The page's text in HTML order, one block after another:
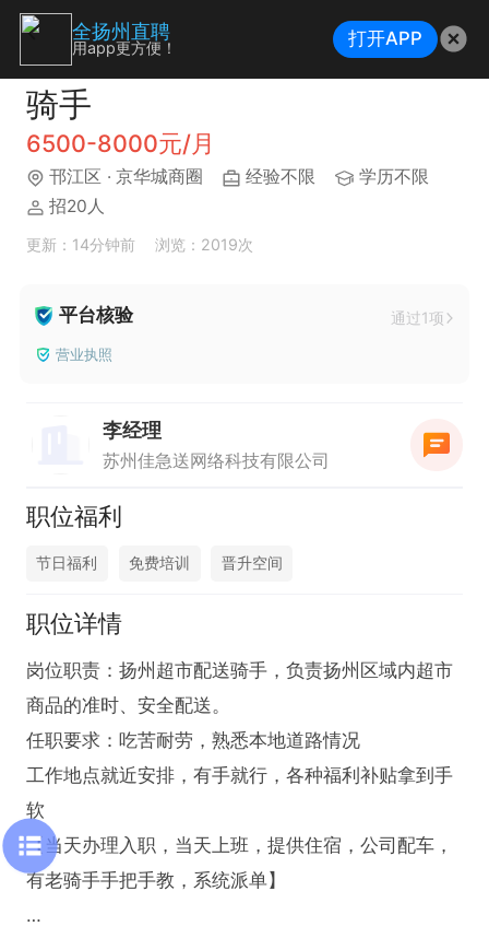
骑手
6500-8000元/月
邗江区 · 京华城商圈 经验不限
学历不限
招20人
更新：14分钟前 浏览：2019次
平台核验 通过1项
营业执照
李经理
苏州佳急送网络科技有限公司
职位福利
节日福利 免费培训 晋升空间
职位详情
岗位职责：扬州超市配送骑手，负责扬州区域内超市
商品的准时、安全配送。
任职要求：吃苦耐劳，熟悉本地道路情况
工作地点就近安排，有手就行，各种福利补贴拿到手
软
【当天办理入职，当天上班，提供住宿，公司配车，
有老骑手手把手教，系统派单】
全扬州直聘
用app更方便！ 打开APP